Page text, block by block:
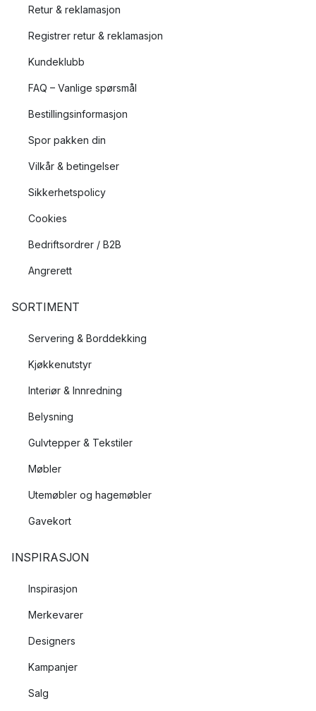
Retur & reklamasjon
Registrer retur & reklamasjon
Kundeklubb
FAQ – Vanlige spørsmål
Bestillingsinformasjon
Spor pakken din
Vilkår & betingelser
Sikkerhetspolicy
Cookies
Bedriftsordrer / B2B
Angrerett
SORTIMENT
Servering & Borddekking
Kjøkkenutstyr
Interiør & Innredning
Belysning
Gulvtepper & Tekstiler
Møbler
Utemøbler og hagemøbler
Gavekort
INSPIRASJON
Inspirasjon
Merkevarer
Designers
Kampanjer
Salg